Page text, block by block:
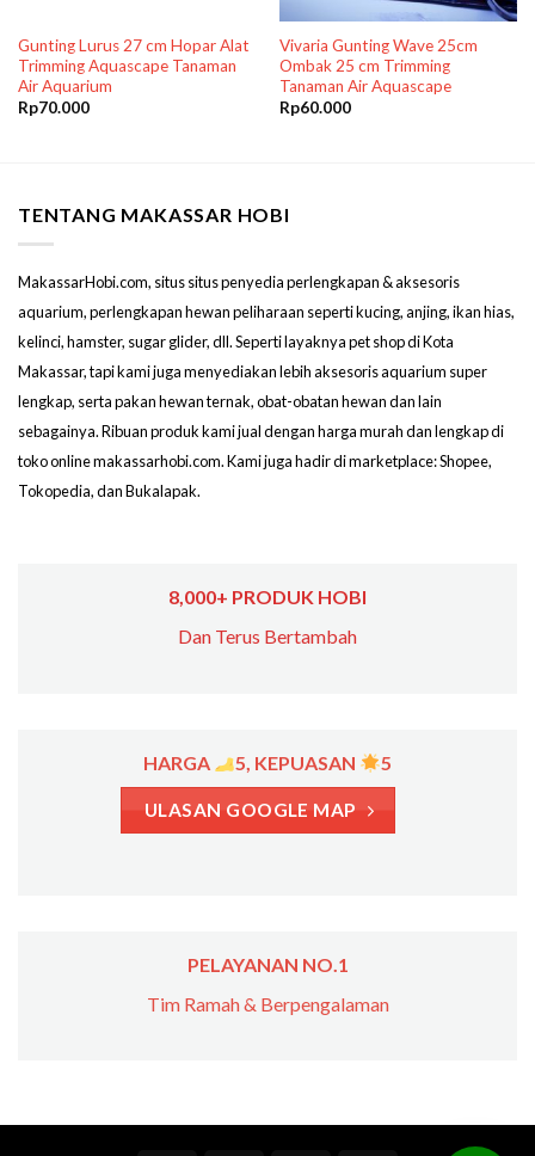
Gunting Lurus 27 cm Hopar Alat
Trimming Aquascape Tanaman
Air Aquarium
Rp70.000
Vivaria Gunting Wave 25cm
Ombak 25 cm Trimming
Tanaman Air Aquascape
Rp60.000
TENTANG MAKASSAR HOBI
MakassarHobi.com, situs situs penyedia perlengkapan & aksesoris
aquarium, perlengkapan hewan peliharaan seperti kucing, anjing, ikan hias,
kelinci, hamster, sugar glider, dll. Seperti layaknya pet shop di Kota
Makassar, tapi kami juga menyediakan lebih aksesoris aquarium super
lengkap, serta pakan hewan ternak, obat-obatan hewan dan lain
sebagainya. Ribuan produk kami jual dengan harga murah dan lengkap di
toko online makassarhobi.com. Kami juga hadir di marketplace: Shopee,
Tokopedia, dan Bukalapak.
8,000+ PRODUK HOBI
Dan Terus Bertambah
HARGA 5, KEPUASAN 5
ULASAN GOOGLE MAP
PELAYANAN NO.1
Tim Ramah & Berpengalaman